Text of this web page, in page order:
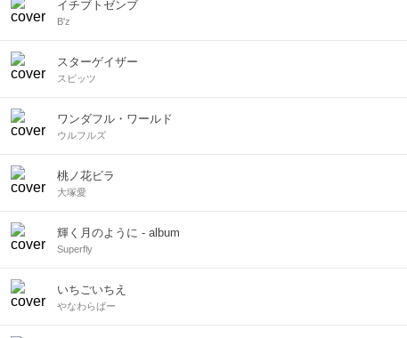
イチブトゼンブ
B'z
スターゲイザー
スピッツ
ワンダフル・ワールド
ウルフルズ
桃ノ花ビラ
大塚愛
輝く月のように - album
Superfly
いちごいちえ
やなわらばー